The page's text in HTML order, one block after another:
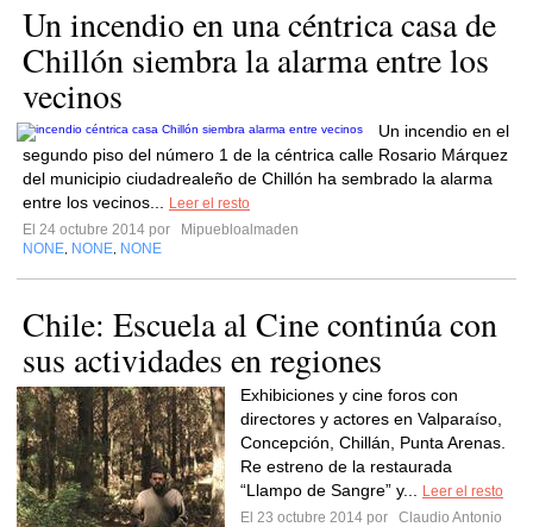
Un incendio en una céntrica casa de
Chillón siembra la alarma entre los
vecinos
Un incendio en el
segundo piso del número 1 de la céntrica calle Rosario Márquez
del municipio ciudadrealeño de Chillón ha sembrado la alarma
entre los vecinos...
Leer el resto
El 24 octubre 2014 por
Mipuebloalmaden
NONE NONE NONE
Chile: Escuela al Cine continúa con
sus actividades en regiones
Exhibiciones y cine foros con
directores y actores en Valparaíso,
Concepción, Chillán, Punta Arenas.
Re estreno de la restaurada
“Llampo de Sangre” y...
Leer el resto
El 23 octubre 2014 por
Claudio Antonio